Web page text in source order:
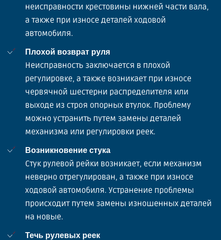
неисправности крестовины нижней части вала,
а также при износе деталей ходовой
автомобиля.
Плохой возврат руля
Неисправность заключается в плохой
регулировке, а также возникает при износе
червячной шестерни распределителя или
выходе из строя опорных втулок. Проблему
можно устранить путем замены деталей
механизма или регулировки реек.
Возникновение стука
Стук рулевой рейки возникает, если механизм
неверно отрегулирован, а также при износе
ходовой автомобиля. Устранение проблемы
происходит путем замены изношенных деталей
на новые.
Течь рулевых реек